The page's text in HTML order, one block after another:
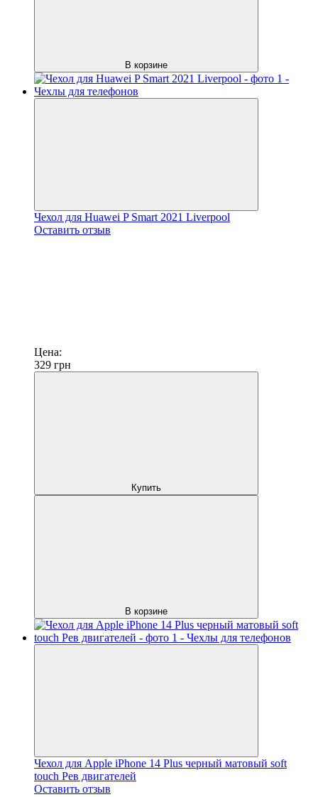
В корзине
Чехол для Huawei P Smart 2021 Liverpool
Оставить отзыв
Цена:
329 грн
Купить
В корзине
Чехол для Apple iPhone 14 Plus черный матовый soft
touch Рев двигателей
Оставить отзыв